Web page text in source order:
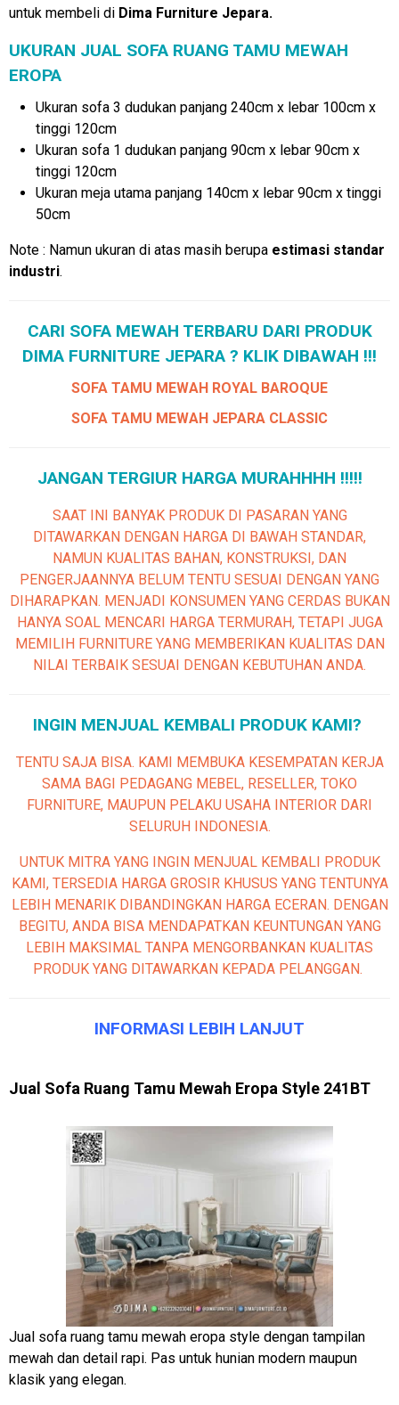
untuk membeli di Dima Furniture Jepara.
UKURAN JUAL SOFA RUANG TAMU MEWAH
EROPA
Ukuran sofa 3 dudukan panjang 240cm x lebar 100cm x
tinggi 120cm
Ukuran sofa 1 dudukan panjang 90cm x lebar 90cm x
tinggi 120cm
Ukuran meja utama panjang 140cm x lebar 90cm x tinggi
50cm
Note : Namun ukuran di atas masih berupa estimasi standar
industri.
CARI SOFA MEWAH TERBARU DARI PRODUK
DIMA FURNITURE JEPARA ? KLIK DIBAWAH !!!
SOFA TAMU MEWAH ROYAL BAROQUE
SOFA TAMU MEWAH JEPARA CLASSIC
JANGAN TERGIUR HARGA MURAHHHH !!!!!
SAAT INI BANYAK PRODUK DI PASARAN YANG
DITAWARKAN DENGAN HARGA DI BAWAH STANDAR,
NAMUN KUALITAS BAHAN, KONSTRUKSI, DAN
PENGERJAANNYA BELUM TENTU SESUAI DENGAN YANG
DIHARAPKAN. MENJADI KONSUMEN YANG CERDAS BUKAN
HANYA SOAL MENCARI HARGA TERMURAH, TETAPI JUGA
MEMILIH FURNITURE YANG MEMBERIKAN KUALITAS DAN
NILAI TERBAIK SESUAI DENGAN KEBUTUHAN ANDA.
INGIN MENJUAL KEMBALI PRODUK KAMI?
TENTU SAJA BISA. KAMI MEMBUKA KESEMPATAN KERJA
SAMA BAGI PEDAGANG MEBEL, RESELLER, TOKO
FURNITURE, MAUPUN PELAKU USAHA INTERIOR DARI
SELURUH INDONESIA.
UNTUK MITRA YANG INGIN MENJUAL KEMBALI PRODUK
KAMI, TERSEDIA HARGA GROSIR KHUSUS YANG TENTUNYA
LEBIH MENARIK DIBANDINGKAN HARGA ECERAN. DENGAN
BEGITU, ANDA BISA MENDAPATKAN KEUNTUNGAN YANG
LEBIH MAKSIMAL TANPA MENGORBANKAN KUALITAS
PRODUK YANG DITAWARKAN KEPADA PELANGGAN.
INFORMASI LEBIH LANJUT
Jual Sofa Ruang Tamu Mewah Eropa Style 241BT
Jual sofa ruang tamu mewah eropa style dengan tampilan
mewah dan detail rapi. Pas untuk hunian modern maupun
klasik yang elegan.